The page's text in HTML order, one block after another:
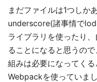
まだファイルは1つしか
underscore(諸事情で
ライブラリを使ったり
ることになると思うの
組みは必要になってく
Webpackを使っていま